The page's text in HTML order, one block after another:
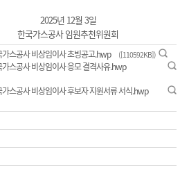
2025년 12월 3일
한국가스공사 임원추천위원회
가스공사 비상임이사 초빙공고.hwp ([110592KB])미리보기
스공사 비상임이사 응모 결격사유.hwp
미리보기
스공사 비상임이사 후보자 지원서류 서식.hwp 미리보기